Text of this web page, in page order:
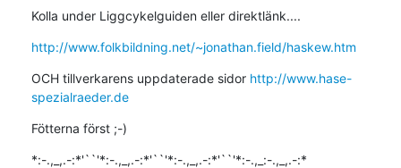
Kolla under Liggcykelguiden eller direktlänk....
http://www.folkbildning.net/~jonathan.field/haskew.htm
OCH tillverkarens uppdaterade sidor http://www.hase-
spezialraeder.de
Fötterna först ;-)
*:-.,_,.-:*'``'*:-.,_,.-:*'``'*:-.,_,.-:*'``'*:-.,_:-.,_,.-:*